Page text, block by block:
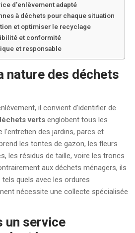
d’enlèvement adapté
à déchets pour chaque situation
et optimiser le recyclage
et conformité
et responsable
nature des déchets
il convient d’identifier de
verts englobent tous les
des jardins, parcs et
les tontes de gazon, les fleurs
les résidus de taille, voire les troncs
aux déchets ménagers, ils
quels avec les ordures
nécessite une collecte spécialisée
un service